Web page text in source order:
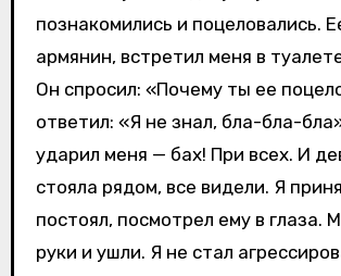
познакомились и поцеловались.
армянин, встретил меня в
Он спросил: «Почему ты ее
ответил: «Я не знал, бла-бла-
ударил меня — бах! При всех. И
стояла рядом, все видели. Я
постоял, посмотрел ему в глаза.
руки и ушли. Я не стал